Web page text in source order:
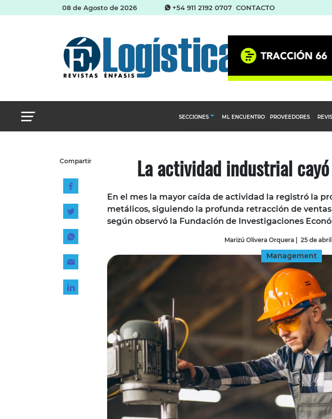
08 de Agosto de 2026 +54 911 2192 0707 CONTACTO
SECCIONES
Almacenes e inventarios
Logística y distribución
Management
ML ENCUENTRO PROVEEDORES
Compartir La actividad industrial
En el mes la mayor caída de actividad la registró la
metálicos, siguiendo la profunda retracción de
según observó la Fundación de Investigaciones
Marizú Olivera Orquera 25 de
Management